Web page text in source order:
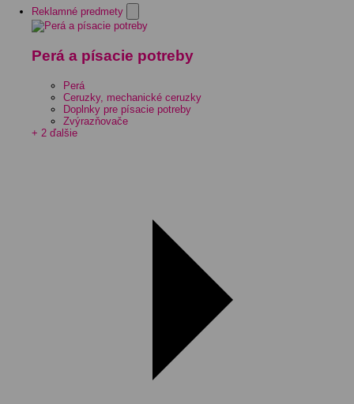
Reklamné predmety
Perá a písacie potreby
Perá
Ceruzky, mechanické ceruzky
Doplnky pre písacie potreby
Zvýrazňovače
+ 2 ďalšie